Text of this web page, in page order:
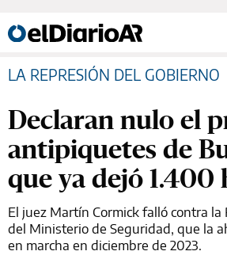
LA REPRESIÓN DEL GOBIERNO
Declaran nulo el
antipiquetes de
que ya dejó 1.400
El juez Martín Cormick falló contra la
del Ministerio de Seguridad, que la
en marcha en diciembre de 2023.